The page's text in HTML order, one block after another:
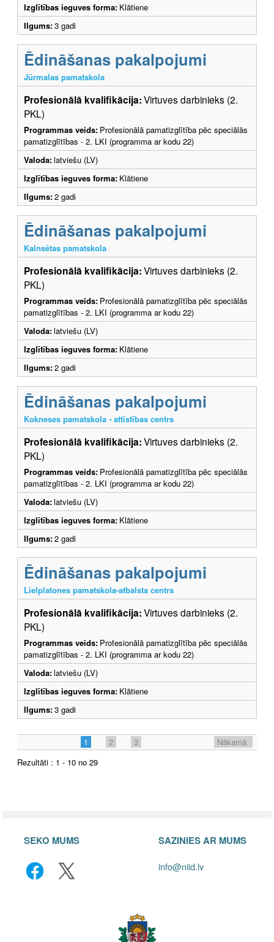
Izglītības ieguves forma: Klātiene
Ilgums:3 gadi
Ēdināšanas pakalpojumi
Jūrmalas pamatskola
Profesionālā kvalifikācija:Virtuves darbinieks (2.
PKL)
Programmas veids: Profesionālā pamatizglītība pēc speciālās
pamatizglītības - 2. LKI (programma ar kodu 22)
Valoda:latviešu (LV)
Izglītības ieguves forma: Klātiene
Ilgums:2 gadi
Ēdināšanas pakalpojumi
Kalnsētas pamatskola
Profesionālā kvalifikācija:Virtuves darbinieks (2.
PKL)
Programmas veids: Profesionālā pamatizglītība pēc speciālās
pamatizglītības - 2. LKI (programma ar kodu 22)
Valoda:latviešu (LV)
Izglītības ieguves forma: Klātiene
Ilgums:2 gadi
Ēdināšanas pakalpojumi
Kokneses pamatskola - attīstības centrs
Profesionālā kvalifikācija:Virtuves darbinieks (2.
PKL)
Programmas veids: Profesionālā pamatizglītība pēc speciālās
pamatizglītības - 2. LKI (programma ar kodu 22)
Valoda:latviešu (LV)
Izglītības ieguves forma: Klātiene
Ilgums:2 gadi
Ēdināšanas pakalpojumi
Lielplatones pamatskola-atbalsta centrs
Profesionālā kvalifikācija:Virtuves darbinieks (2.
PKL)
Programmas veids: Profesionālā pamatizglītība pēc speciālās
pamatizglītības - 2. LKI (programma ar kodu 22)
Valoda:latviešu (LV)
Izglītības ieguves forma: Klātiene
Ilgums:3 gadi
1 2 3
Nākamā
Rezultāti : 1 - 10 no 29
SEKO MUMS SAZINIES AR MUMS
info@niid.lv